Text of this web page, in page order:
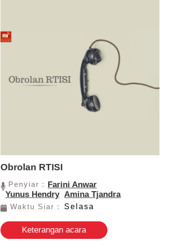
Obrolan RTISI
Penyiar：
Farini Anwar
Yunus Hendry Amina Tjandra
Waktu Siar： Selasa
Keterangan acara